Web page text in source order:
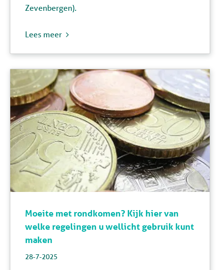
Zevenbergen).
Lees meer
Moeite met rondkomen? Kijk hier van
welke regelingen u wellicht gebruik kunt
maken
28-7-2025